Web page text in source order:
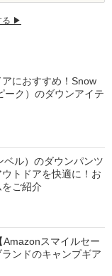
る ▶︎
におすすめ！Snow
ーク）のダウンアイテ
ベル）のダウンパンツ
トドアを快適に！お
ご紹介
スマイルセー
ンドのキャンプギア